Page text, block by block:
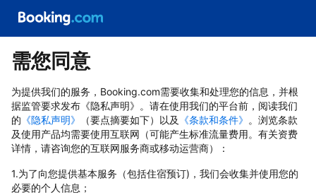
需您同意
为提供我们的服务，Booking.com需要收集和处理您的信息，并根
据监管要求发布《隐私声明》。请在使用我们的平台前，阅读我们
的 《隐私声明》 （要点摘要如下）以及 《条款和条件》 。浏览条款
及使用产品均需要使用互联网（可能产生标准流量费用。有关资费
详情，请咨询您的互联网服务商或移动运营商）：
1.为了向您提供基本服务（包括住宿预订)，我们会收集并使用您的
必要的个人信息；